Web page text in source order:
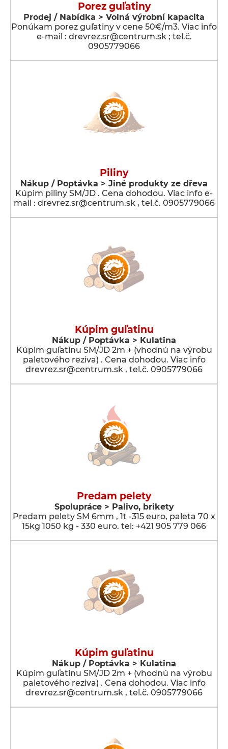
Porez guľatiny
Prodej / Nabídka > Volná výrobní kapacita
Ponúkam porez guľatiny v cene 50€/m3. Viac info
e-mail : drevrez.sr@centrum.sk ; tel.č.
0905779066
Piliny
Nákup / Poptávka > Jiné produkty ze dřeva
Kúpim piliny SM/JD . Cena dohodou. Viac info e-
mail : drevrez.sr@centrum.sk , tel.č. 0905779066
Kúpim guľatinu
Nákup / Poptávka > Kulatina
Kúpim guľatinu SM/JD 2m + (vhodnú na výrobu
paletového reziva) . Cena dohodou. Viac info
drevrez.sr@centrum.sk , tel.č. 0905779066
Predam pelety
Spolupráce > Palivo, brikety
Predam pelety SM 6mm , 1t -315 euro, paleta 70 x
15kg 1050 kg - 330 euro. tel: +421 905 779 066
Kúpim guľatinu
Nákup / Poptávka > Kulatina
Kúpim guľatinu SM/JD 2m + (vhodnú na výrobu
paletového reziva) . Cena dohodou. Viac info
drevrez.sr@centrum.sk , tel.č. 0905779066